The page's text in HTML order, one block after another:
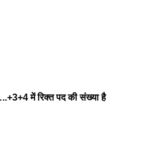
में रिक्त पद की संख्या है